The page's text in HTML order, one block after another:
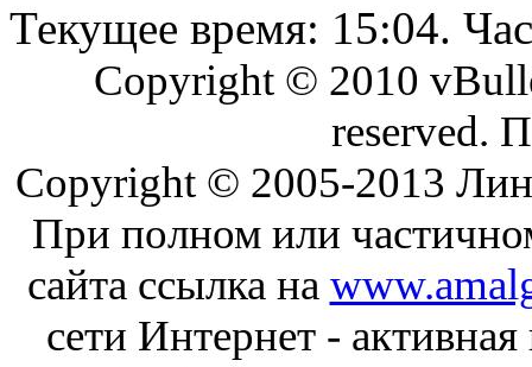
Текущее время: 15:04.
Copyright © 2010
reserved.
Copyright © 2005-2013
При полном или
сайта ссылка на
сети Интернет -